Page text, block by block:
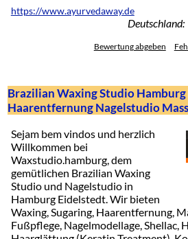
https://www.ayurvedaway.de
Bewertung abgeben
Brazilian Waxing Studio
Haarentfernung Nagelstudio
Sejam bem vindos und herzlich
Willkommen bei
Waxstudio.hamburg, dem
gemütlichen Brazilian Waxing
Studio und Nagelstudio in
Hamburg Eidelstedt. Wir bieten
Waxing, Sugaring, Haarentfernung,
Fußpflege, Nagelmodellage, Shellac,